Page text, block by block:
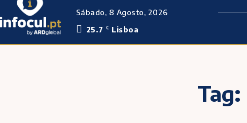
Sábado, 8 Agosto, 2026
25.7
C Lisboa
Tag: